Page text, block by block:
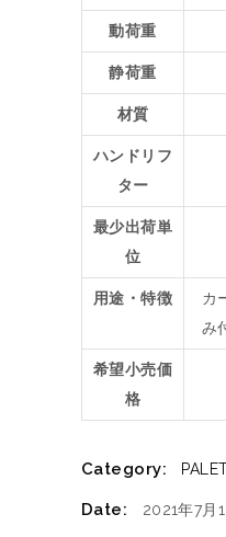
動荷重
静荷重
材質
ハンドリフ
ター
最少出荷単
位
用途・特徴
カ
み
希望小売価
格
Category:
Date: 2021年7月